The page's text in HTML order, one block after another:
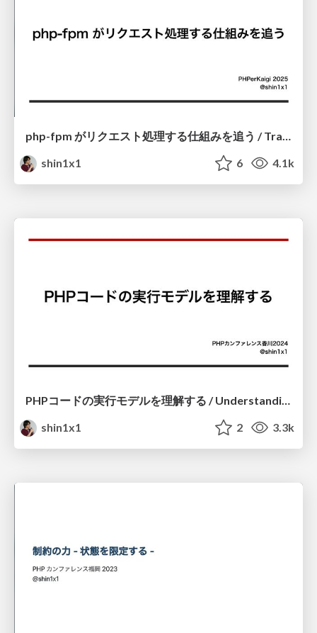
php-fpm がリクエスト処理する仕組みを追う / Tracing-How-php-fpm-Handles-Requests
shin1x1
6 4.1k
PHPコードの実行モデルを理解する / Understanding-the-PHP-Execution-Model
shin1x1
2 3.3k